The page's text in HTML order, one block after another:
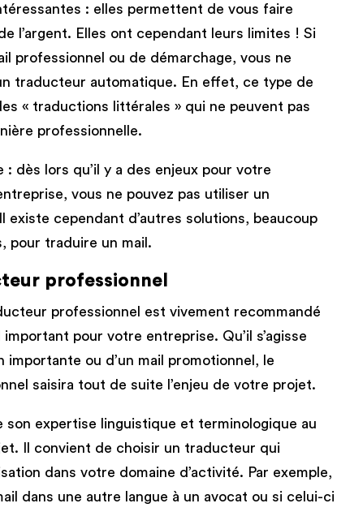
: elles permettent de vous faire
l’argent. Elles ont cependant leurs limites ! Si
professionnel ou de démarchage, vous ne
traducteur automatique. En effet, ce type de
« traductions littérales » qui ne peuvent pas
professionnelle.
: dès lors qu’il y a des enjeux pour votre
vous ne pouvez pas utiliser un
existe cependant d’autres solutions, beaucoup
pour traduire un mail.
professionnel
professionnel est vivement recommandé
pour votre entreprise. Qu’il s’agisse
importante ou d’un mail promotionnel, le
saisira tout de suite l’enjeu de votre projet.
son expertise linguistique et terminologique au
Il convient de choisir un traducteur qui
dans votre domaine d’activité. Par exemple,
dans une autre langue à un avocat ou si celui-ci